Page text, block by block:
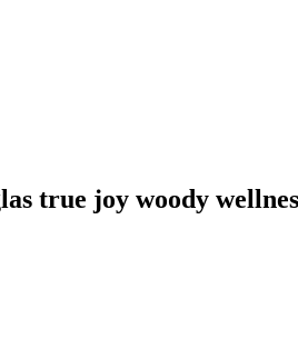
true joy woody